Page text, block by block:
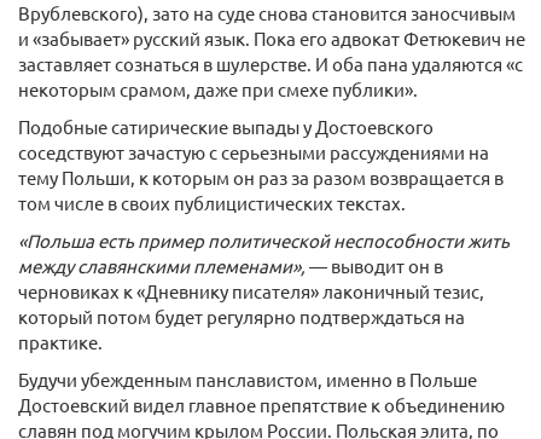
Врублевского), зато на суде снова становится заносчивым
и «забывает» русский язык. Пока его адвокат Фетюкевич не
заставляет сознаться в шулерстве. И оба пана удаляются «с
некоторым срамом, даже при смехе публики».
Подобные сатирические выпады у Достоевского
соседствуют зачастую с серьезными рассуждениями на
тему Польши, к которым он раз за разом возвращается в
том числе в своих публицистических текстах.
«Польша есть пример политической неспособности жить
между славянскими племенами», — выводит он в
черновиках к «Дневнику писателя» лаконичный тезис,
который потом будет регулярно подтверждаться на
практике.
Будучи убежденным панславистом, именно в Польше
Достоевский видел главное препятствие к объединению
славян под могучим крылом России. Польская элита, по